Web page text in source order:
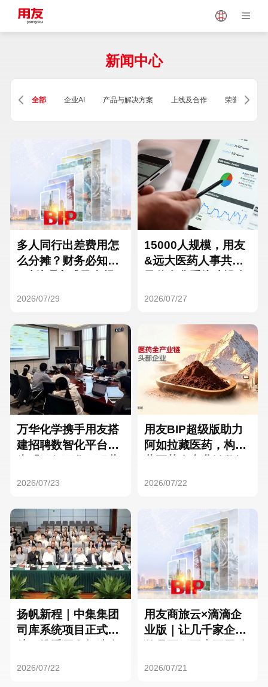
Vietnam
Singapore Malaysia
Thailand
Turkey
Hungary Mexico
Hong Kong Macau
新闻中心
全部 企业AI 产品与解决方案 上线及合作 荣誉及资质
多人同行出差费用怎
么分摊？财务必知的
2026/07/29
15000人规模，用友
&远大医药人事共享
2026/07/27
万华化学携手用友搭
建招聘数智化平台，
2026/07/23
用友BIP超级版助力
阿如拉藏医药，构建
2026/07/22
扬帆新程｜中集集团
司库系统项目正式启
2026/07/22
用友商旅云×滴滴企
业版｜让几千家企业
2026/07/21